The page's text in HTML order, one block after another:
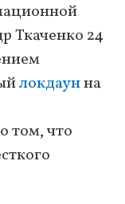
Ткаченко 24
локдаунна
том, что